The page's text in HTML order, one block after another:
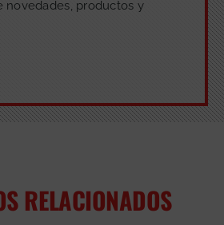
novedades, productos y
RELACIONADOS